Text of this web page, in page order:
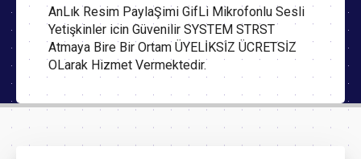
AnLık Resim PaylaŞimi GifLi Mikrofonlu Sesli
Yetişkinler icin Güvenilir SYSTEM STRST
Atmaya Bire Bir Ortam ÜYELİKSİZ ÜCRETSİZ
OLarak Hizmet Vermektedir.